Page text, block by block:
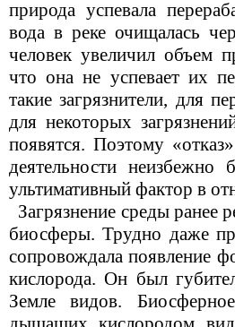
природа успевала
вода в реке очищалась
человек увеличил объем
что она не успевает их
такие загрязнители, для
для некоторых
появятся. Поэтому
деятельности неизбежно
ультимативный фактор в
Загрязнение среды ранее
биосферы. Трудно даже
сопровождала появление
кислорода. Он был
Земле видов.